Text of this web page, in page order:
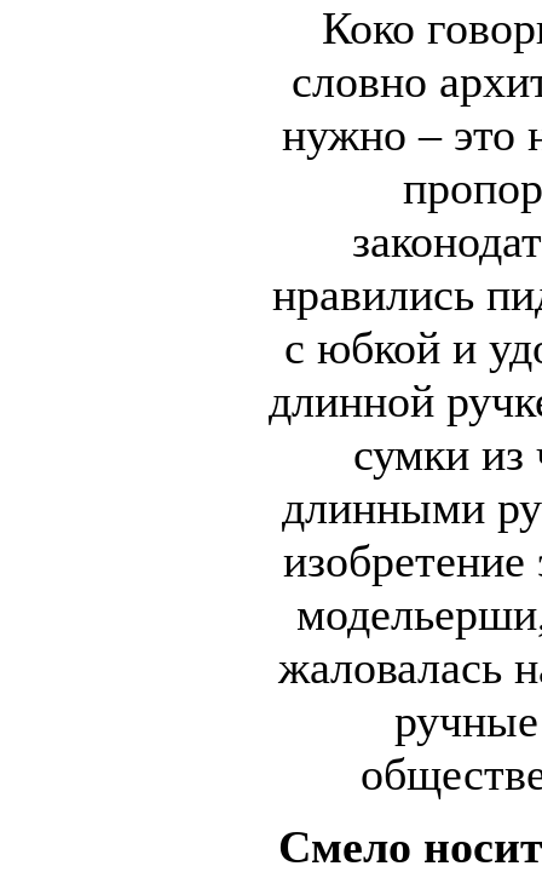
Коко
словно
нужно – это
нравились
с юбкой и
длинной
сумки из
длинными
жаловалась
Смело